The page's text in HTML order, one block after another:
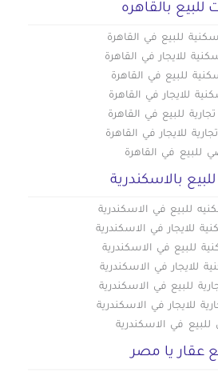
للبيع بالقاهره
للبيع في القاهرة
للايجار في القاهرة
للبيع في القاهرة
للايجار في القاهرة
للبيع في القاهرة
للايجار في القاهرة
للبيع في القاهرة
بالاسكندرية
للبيع في الاسكندرية
للايجار في الاسكندرية
للبيع في الاسكندرية
للايجار في الاسكندرية
للبيع في الاسكندرية
للايجار في الاسكندرية
للبيع في الاسكندرية
عقار يا مصر